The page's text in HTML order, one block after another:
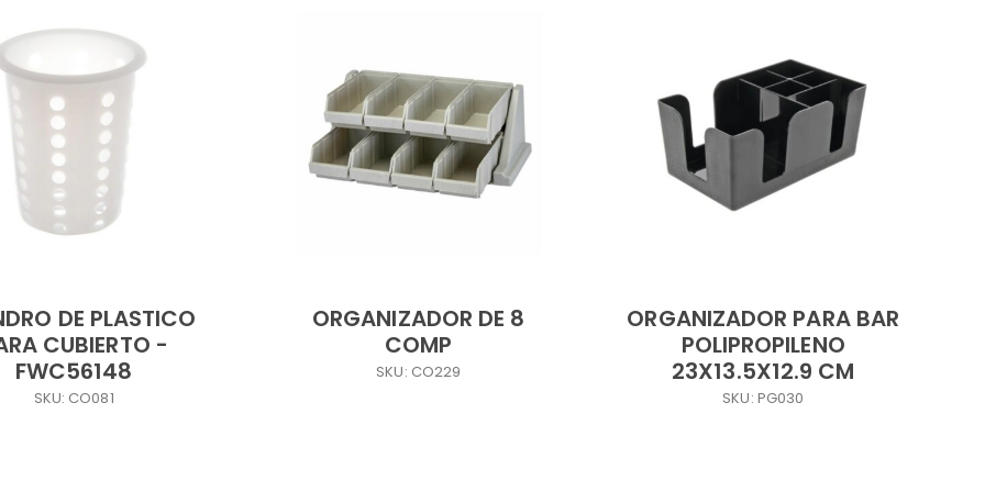
DE PLASTICO
CUBIERTO -
FWC56148
SKU: CO081
ORGANIZADOR DE 8
COMP
SKU: CO229
ORGANIZADOR PARA BAR
POLIPROPILENO
23X13.5X12.9 CM
SKU: PG030